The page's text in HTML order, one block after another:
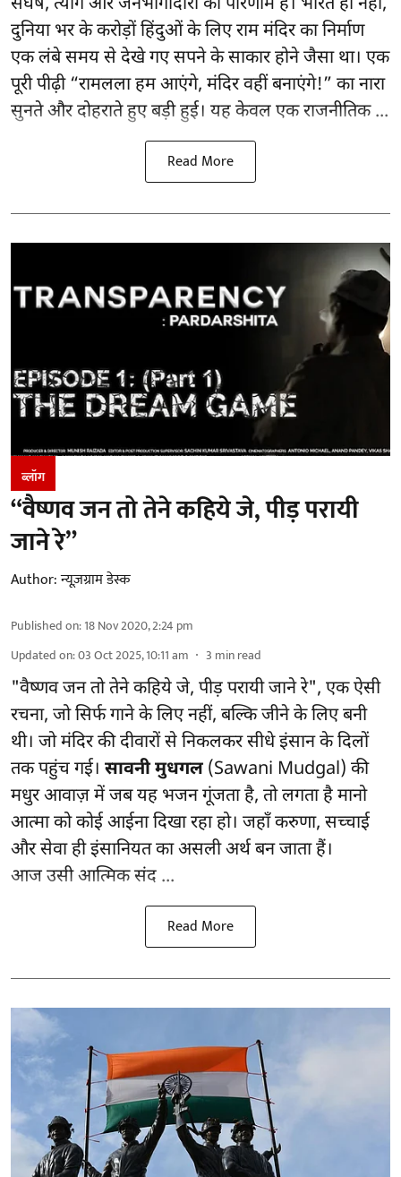
दुनिया भर के करोड़ों हिंदुओं के लिए राम मंदिर का निर्माण
एक लंबे समय से देखे गए सपने के साकार होने जैसा था। एक
पूरी पीढ़ी “रामलला हम आएंगे, मंदिर वहीं बनाएंगे!” का नारा
सुनते और दोहराते हुए बड़ी हुई। यह केवल एक राजनीतिक ...
Read More
ब्लॉग
“वैष्णव जन तो तेने कहिये जे, पीड़ परायी
जाने रे”
Author:न्यूज़ग्राम डेस्क
Published on:18 Nov 2020, 2:24 pm
Updated on:03 Oct 2025, 10:11 am 3 min read
"वैष्णव जन तो तेने कहिये जे, पीड़ परायी जाने रे", एक ऐसी
रचना, जो सिर्फ गाने के लिए नहीं, बल्कि जीने के लिए बनी
थी। जो मंदिर की दीवारों से निकलकर सीधे इंसान के दिलों
तक पहुंच गई। सावनी मुधगल (Sawani Mudgal) की
मधुर आवाज़ में जब यह भजन गूंजता है, तो लगता है मानो
आत्मा को कोई आईना दिखा रहा हो। जहाँ करुणा, सच्चाई
और सेवा ही इंसानियत का असली अर्थ बन जाता हैं।
आज उसी आत्मिक संद ...
Read More